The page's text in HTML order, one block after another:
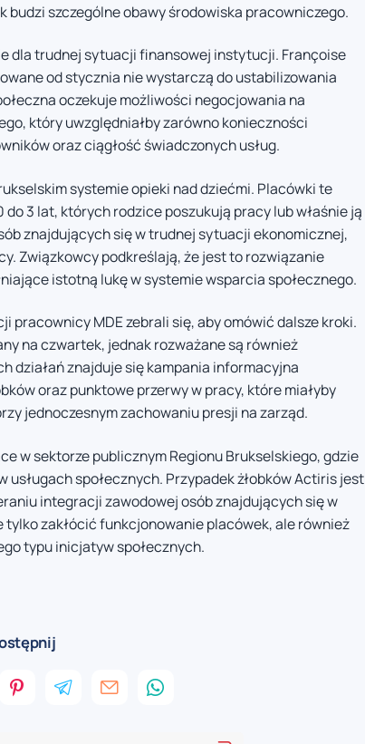
szczególne obawy środowiska pracowniczego.
dla trudnej sytuacji finansowej instytucji. Françoise
od stycznia nie wystarczą do ustabilizowania
oczekuje możliwości negocjowania na
który uwzględniałby zarówno konieczności
oraz ciągłość świadczonych usług.
systemie opieki nad dziećmi. Placówki te
3 lat, których rodzice poszukują pracy lub właśnie ją
znajdujących się w trudnej sytuacji ekonomicznej,
Związkowcy podkreślają, że jest to rozwiązanie
istotną lukę w systemie wsparcia społecznego.
MDE zebrali się, aby omówić dalsze kroki.
na czwartek, jednak rozważane są również
działań znajduje się kampania informacyjna
oraz punktowe przerwy w pracy, które miałyby
jednoczesnym zachowaniu presji na zarząd.
w sektorze publicznym Regionu Brukselskiego, gdzie
społecznych. Przypadek żłobków Actiris jest
integracji zawodowej osób znajdujących się w
zakłócić funkcjonowanie placówek, ale również
typu inicjatyw społecznych.